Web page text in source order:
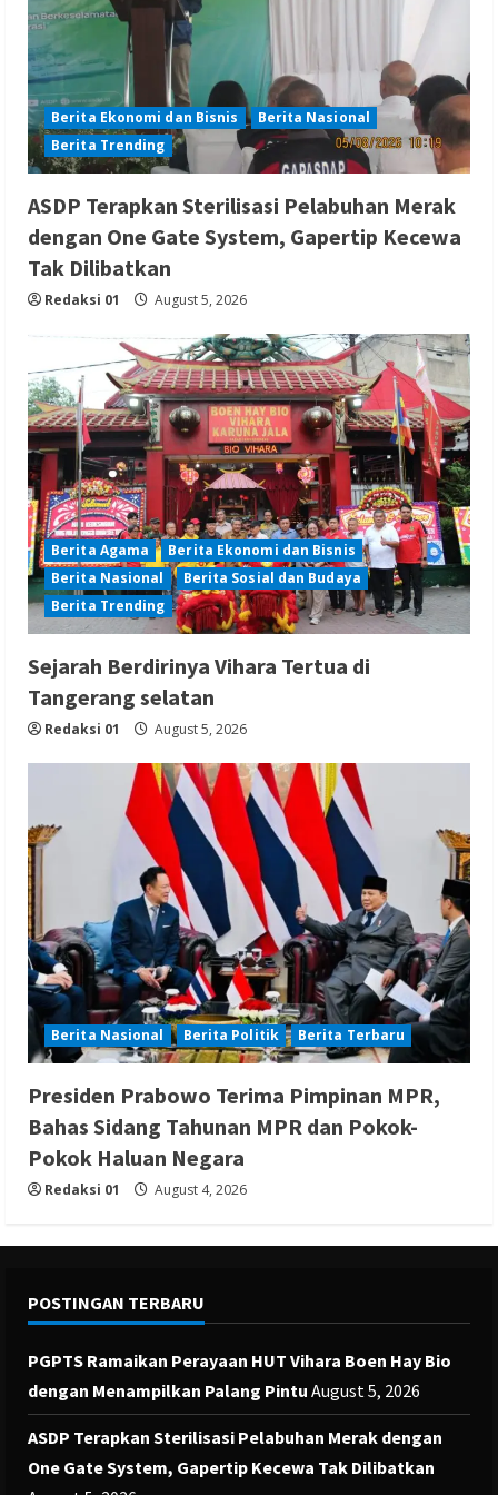
Berita Ekonomi dan Bisnis
Berita Nasional
Berita Trending
ASDP Terapkan Sterilisasi Pelabuhan Merak
dengan One Gate System, Gapertip Kecewa
Tak Dilibatkan
Redaksi 01 August 5, 2026
Berita Agama
Berita Ekonomi dan Bisnis
Berita Nasional
Berita Sosial dan Budaya
Berita Trending
Sejarah Berdirinya Vihara Tertua di
Tangerang selatan
Redaksi 01 August 5, 2026
Berita Nasional Berita Politik Berita Terbaru
Presiden Prabowo Terima Pimpinan MPR,
Bahas Sidang Tahunan MPR dan Pokok-
Pokok Haluan Negara
Redaksi 01 August 4, 2026
POSTINGAN TERBARU
PGPTS Ramaikan Perayaan HUT Vihara Boen Hay Bio
dengan Menampilkan Palang Pintu August 5, 2026
ASDP Terapkan Sterilisasi Pelabuhan Merak dengan
One Gate System, Gapertip Kecewa Tak Dilibatkan